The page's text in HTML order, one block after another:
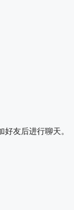
友后进行聊天。